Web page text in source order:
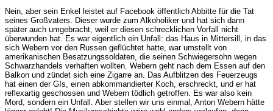
Nein, aber sein Enkel leistet auf Facebook öffentlich Abbitte für die Tat
seines Großvaters. Dieser wurde zum Alkoholiker und hat sich dann
später auch umgebracht, weil er diesen schrecklichen Vorfall nicht
überwunden hat. Es war eigentlich ein Unfall: das Haus in Mittersill, in das
sich Webern vor den Russen geflüchtet hatte, war umstellt von
amerikanischen Besatzungssoldaten, die seinen Schwiegersohn wegen
Schwarzhandels verhaften wollten. Webern geht nach dem Essen auf den
Balkon und zündet sich eine Zigarre an. Das Aufblitzen des Feuerzeugs
hat einen der GIs, einen abkommandierter Koch, erschreckt, und er hat
reflexartig geschossen und Webern tödlich getroffen. Es war also kein
Mord, sondern ein Unfall. Aber stellen wir uns einmal, Anton Webern hätte